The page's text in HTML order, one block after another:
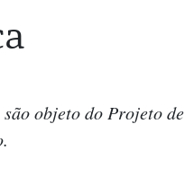
objeto do Projeto de